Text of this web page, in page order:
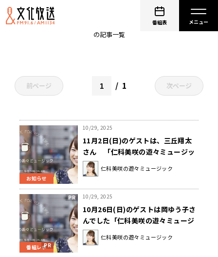
番組表
の記事一覧
前ページ 1 次ページ
お知らせ
10/29, 2025
11月2日(日)のゲストは、三丘翔太
さん 「仁科美咲の遊々ミュージッ
ク」
仁科美咲の遊々ミュージック
番組レポ
10/29, 2025
10月26日(日)のゲストは岡ゆう子さ
んでした「仁科美咲の遊々ミュージ
ック」
仁科美咲の遊々ミュージック